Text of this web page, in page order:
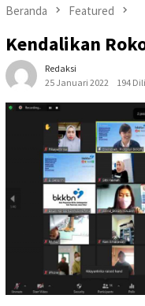
Beranda Featured
Kendalikan
Redaksi
25 Januari 2022
194